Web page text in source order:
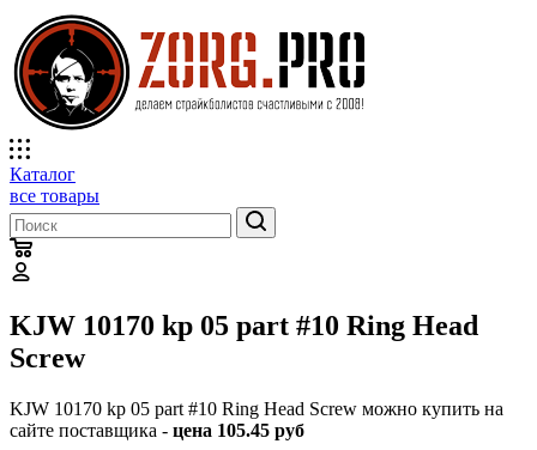
Каталог
все товары
KJW 10170 kp 05 part #10 Ring Head
Screw
KJW 10170 kp 05 part #10 Ring Head Screw можно купить на
сайте поставщика - цена 105.45 руб